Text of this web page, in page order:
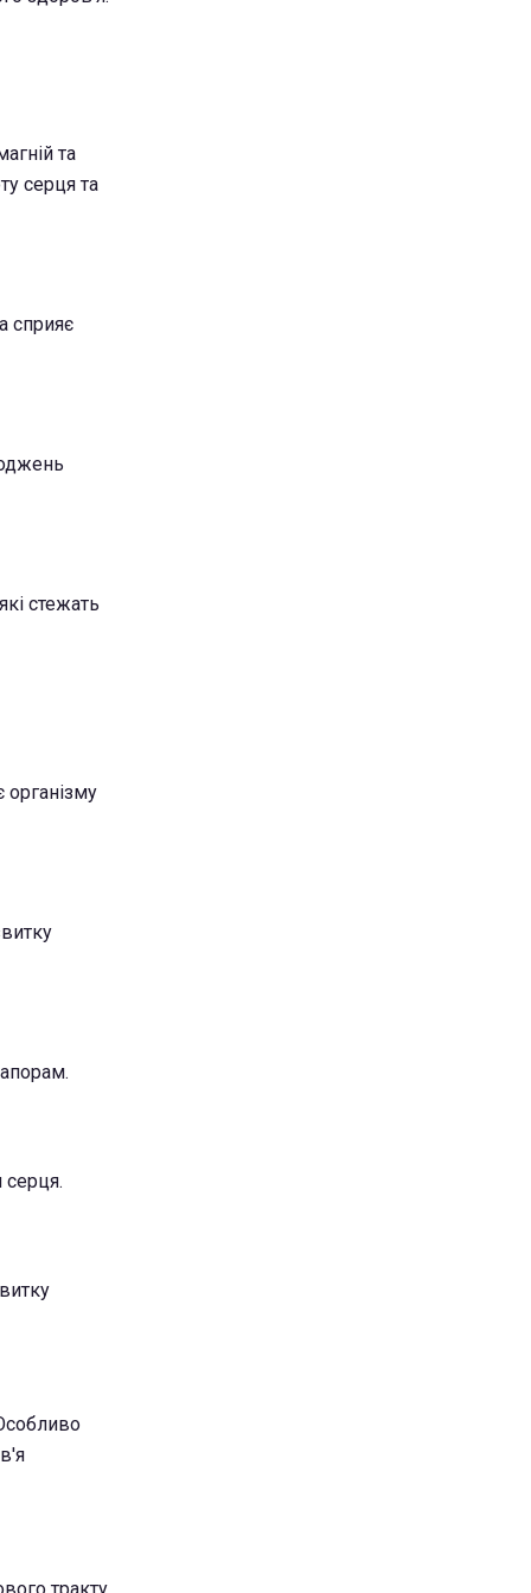
та
серця та
сприяє
стежать
організму
серця.